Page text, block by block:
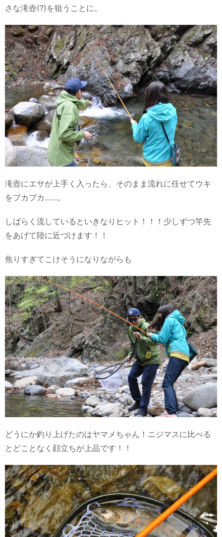
さな滝壺(?)を狙うことに。
滝壺にエサが上手く入ったら、そのまま流れに任せてウキ
をプカプカ……。
しばらく流しているといきなりヒット！！！少しずつ竿先
をあげて陸に近づけます！！
焦りすぎてこけそうになりながらも
どうにか釣り上げたのはヤマメちゃん！ニジマスに比べる
とどことなく顔立ちが上品です！！